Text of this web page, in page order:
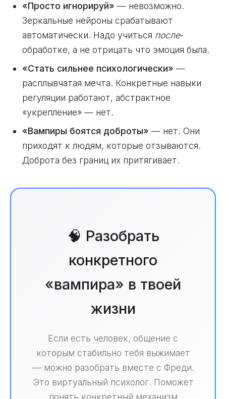
«Просто игнорируй» — невозможно.
Зеркальные нейроны срабатывают
автоматически. Надо учиться после-
обработке, а не отрицать что эмоция была.
«Стать сильнее психологически» —
расплывчатая мечта. Конкретные навыки
регуляции работают, абстрактное
«укрепление» — нет.
«Вампиры боятся доброты» — нет. Они
приходят к людям, которые отзываются.
Доброта без границ их притягивает.
🧠 Разобрать
конкретного
«вампира» в твоей
жизни
Если есть человек, общение с
которым стабильно тебя выжимает
— можно разобрать вместе с Фреди.
Это виртуальный психолог. Поможет
понять конкретный механизм